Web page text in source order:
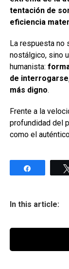
tentación de
eficiencia
La respuesta no
nostálgico, sino
humanista:
de
más digno.
Frente a la
profundidad del
como el
In this article: